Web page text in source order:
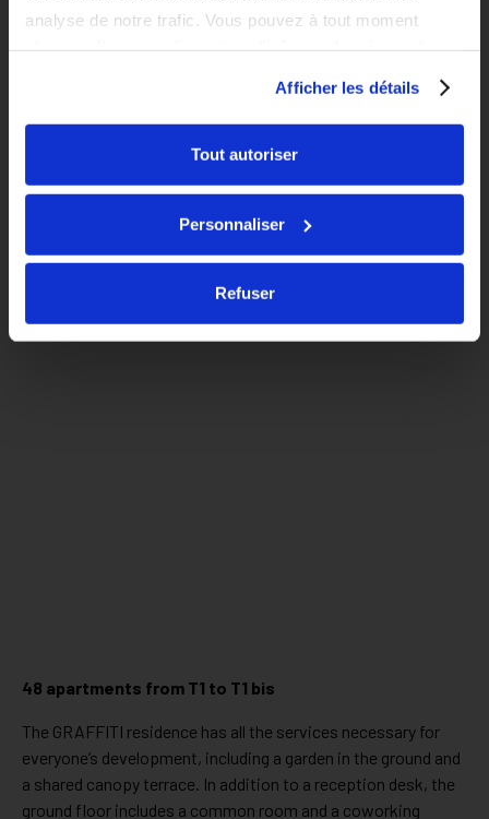
analyse de notre trafic. Vous pouvez à tout moment
Afficher les détails
Tout autoriser
Personnaliser
Refuser
48 apartments from T1 to T1 bis
The GRAFFITI residence has all the services necessary for
everyone’s development, including a garden in the ground and
a shared canopy terrace. In addition to a reception desk, the
ground floor includes a common room and a coworking